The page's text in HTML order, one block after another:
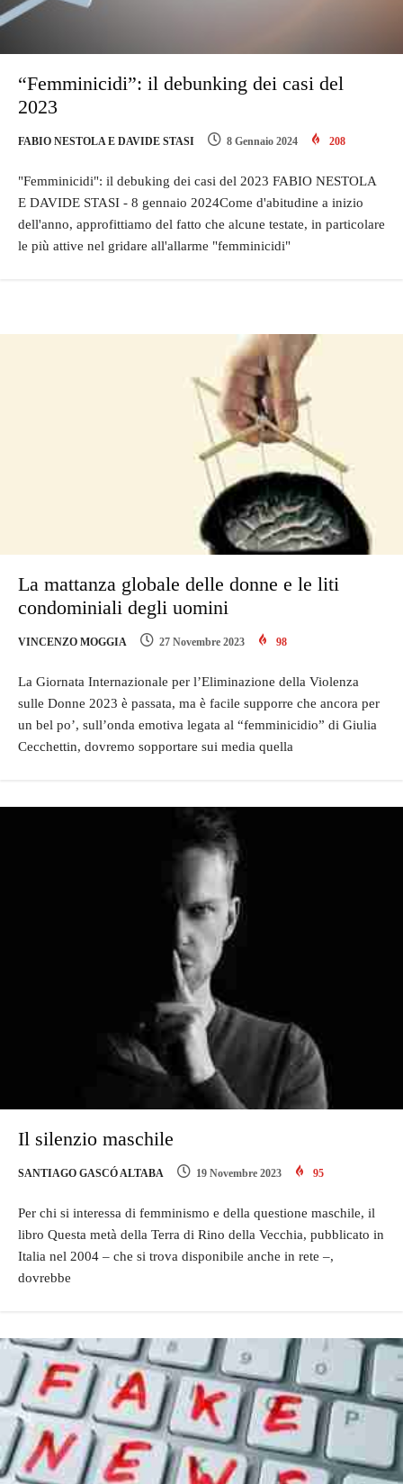
“Femminicidi”: il debunking dei casi del
2023
FABIO NESTOLA E DAVIDE STASI 8 Gennaio 2024 208
"Femminicidi": il debuking dei casi del 2023 FABIO NESTOLA
E DAVIDE STASI - 8 gennaio 2024Come d'abitudine a inizio
dell'anno, approfittiamo del fatto che alcune testate, in particolare
le più attive nel gridare all'allarme "femminicidi"
La mattanza globale delle donne e le liti
condominiali degli uomini
VINCENZO MOGGIA 27 Novembre 2023 98
La Giornata Internazionale per l’Eliminazione della Violenza
sulle Donne 2023 è passata, ma è facile supporre che ancora per
un bel po’, sull’onda emotiva legata al “femminicidio” di Giulia
Cecchettin, dovremo sopportare sui media quella
Il silenzio maschile
SANTIAGO GASCÓ ALTABA 19 Novembre 2023 95
Per chi si interessa di femminismo e della questione maschile, il
libro Questa metà della Terra di Rino della Vecchia, pubblicato in
Italia nel 2004 – che si trova disponibile anche in rete –,
dovrebbe